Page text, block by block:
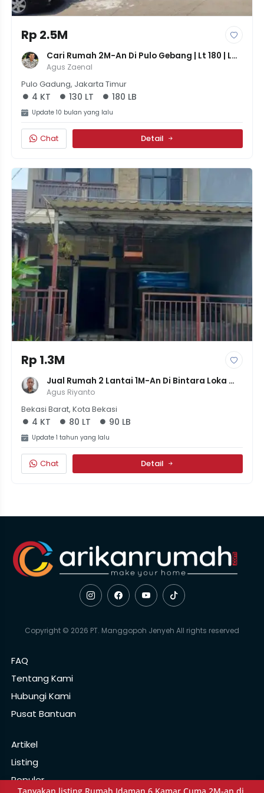
Rp 2.5M
Cari Rumah 2M-An Di Pulo Gebang | Lt 180 | Lb
130 | 4 Kamar
Agus Zaenal
Pulo Gadung, Jakarta Timur
4 KT 130 LT 180 LB
Update 10 bulan yang lalu
Chat Detail
Rp 1.3M
Jual Rumah 2 Lantai 1M-An Di Bintara Loka
Sertifikat SHM
Agus Riyanto
Bekasi Barat, Kota Bekasi
4 KT 80 LT 90 LB
Update 1 tahun yang lalu
Chat Detail
Copyright © 2026 PT. Manggopoh Jenyeh All rights reserved
FAQ
Tentang Kami
Hubungi Kami
Pusat Bantuan
Artikel
Listing
Populer